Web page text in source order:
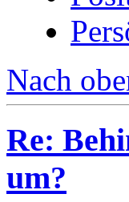
Nach
Re:
um?